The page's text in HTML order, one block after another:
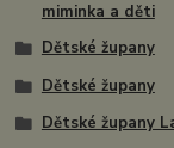
miminka a děti
Dětské župany
Dětské župany
Dětské župany